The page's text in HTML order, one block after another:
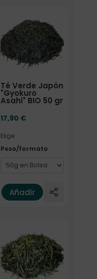
Té Verde Japón
"Gyokuro
Asahi" BIO 50 gr
17,90 €
Elige:
Peso/formato
Añadir